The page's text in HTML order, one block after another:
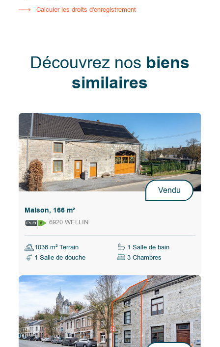
Calculer les droits d'enregistrement
Découvrez nos biens
similaires
Vendu
Maison, 166 m²
6920 WELLIN
1038 m² Terrain
1 Salle de bain
1 Salle de douche
3 Chambres